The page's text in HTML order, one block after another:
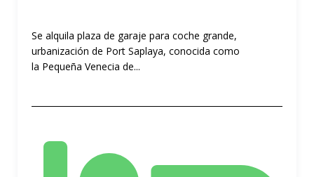
Se alquila plaza de garaje para coche grande,
urbanización de Port Saplaya, conocida como
la Pequeña Venecia de...